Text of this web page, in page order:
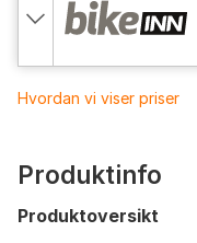
Hvordan vi viser priser
Produktinfo
Produktoversikt